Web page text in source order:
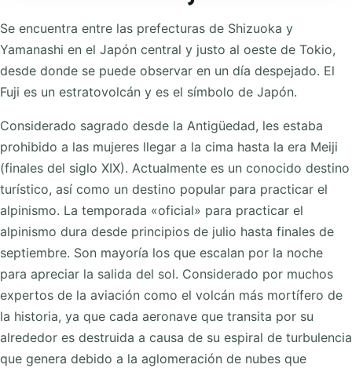
Se encuentra entre las prefecturas de Shizuoka y
Yamanashi en el Japón central y justo al oeste de Tokio,
desde donde se puede observar en un día despejado. El
Fuji es un estratovolcán y es el símbolo de Japón.​
Considerado sagrado desde la Antigüedad, les estaba
prohibido a las mujeres llegar a la cima hasta la era Meiji
(finales del siglo XIX).​ Actualmente es un conocido destino
turístico, así como un destino popular para practicar el
alpinismo. La temporada «oficial» para practicar el
alpinismo dura desde principios de julio hasta finales de
septiembre. Son mayoría los que escalan por la noche
para apreciar la salida del sol. Considerado por muchos
expertos de la aviación como el volcán más mortífero de
la historia, ya que cada aeronave que transita por su
alrededor es destruida a causa de su espiral de turbulencia
que genera debido a la aglomeración de nubes que